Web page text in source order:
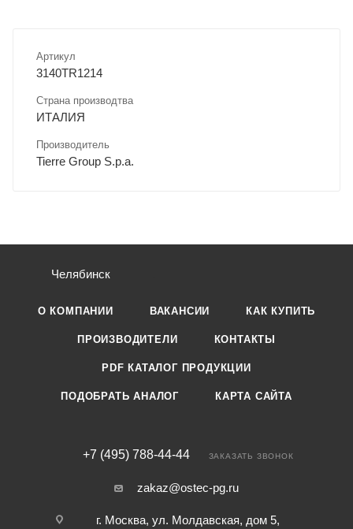
Артикул
3140TR1214
Страна производтва
ИТАЛИЯ
Производитель
Tierre Group S.p.a.
Челябинск
О КОМПАНИИ ВАКАНСИИ КАК КУПИТЬ
ПРОИЗВОДИТЕЛИ КОНТАКТЫ
PDF КАТАЛОГ ПРОДУКЦИИ
ПОДОБРАТЬ АНАЛОГ КАРТА САЙТА
+7 (495) 788-44-44 ЗАКАЗАТЬ ЗВОНОК
zakaz@ostec-pg.ru
г. Москва, ул. Молдавская, дом 5,